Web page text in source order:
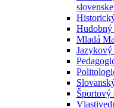
Hudobný
Mladá
Športový